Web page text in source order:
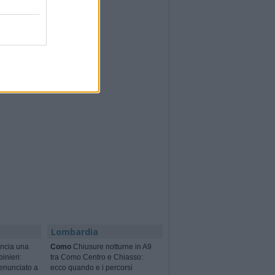
una
a
Lombardia
Como Chiusure notturne in A9
tra Como Centro e Chiasso:
ecco quando e i percorsi